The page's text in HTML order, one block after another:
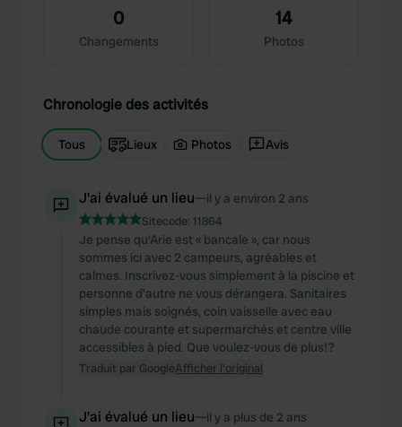
0
Changements
14
Photos
Chronologie des activités
Tous Lieux Photos Avis
J'ai évalué un lieu—il y a environ 2 ans
Sitecode: 11864
Je pense qu'Arie est « bancale », car nous
sommes ici avec 2 campeurs, agréables et
calmes. Inscrivez-vous simplement à la piscine et
personne d’autre ne vous dérangera. Sanitaires
simples mais soignés, coin vaisselle avec eau
chaude courante et supermarchés et centre ville
accessibles à pied. Que voulez-vous de plus!?
Traduit par GoogleAfficher l'original
J'ai évalué un lieu—il y a plus de 2 ans